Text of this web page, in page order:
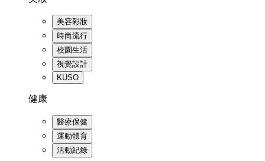
美容彩妝
時尚流行
校園生活
視覺設計
KUSO
健康
醫療保健
運動體育
活動紀錄